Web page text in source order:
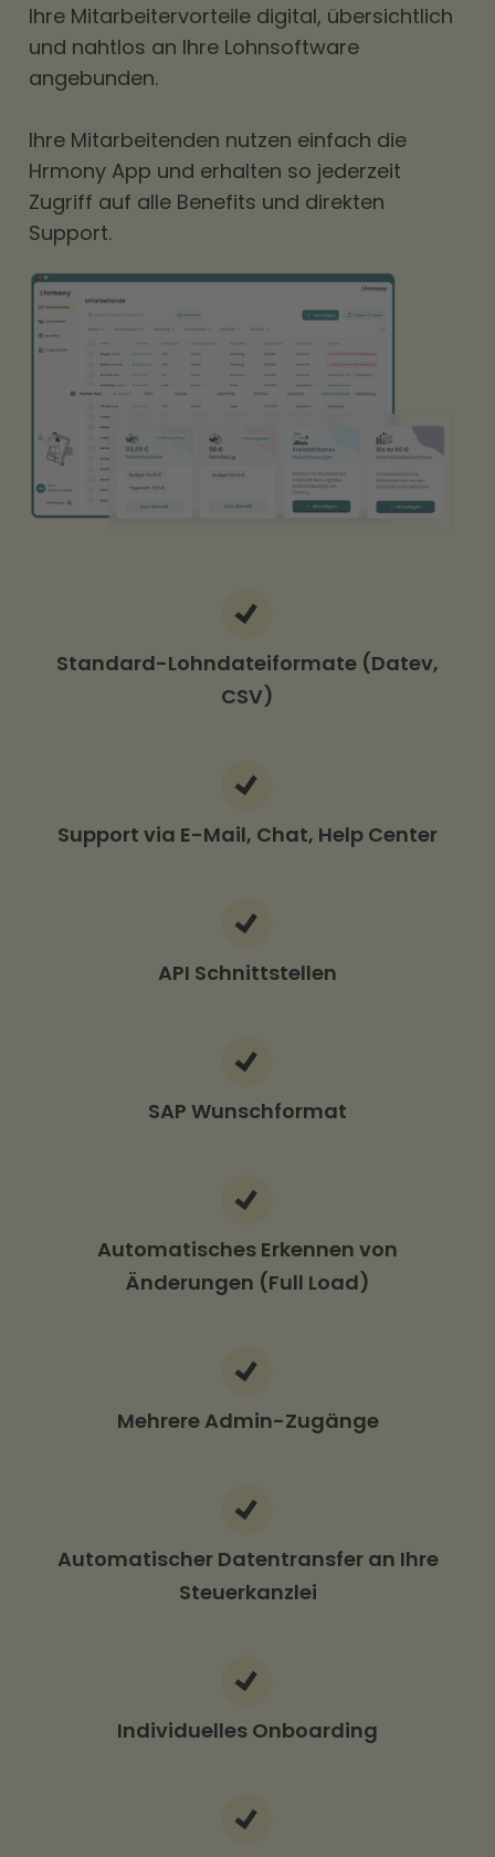
Ihre Mitarbeitervorteile digital, übersichtlich
und nahtlos an Ihre Lohnsoftware
angebunden.
Ihre Mitarbeitenden nutzen einfach die
Hrmony App und erhalten so jederzeit
Zugriff auf alle Benefits und direkten
Support.
Standard-Lohndateiformate (Datev,
CSV)
Support via E-Mail, Chat, Help Center
API Schnittstellen
SAP Wunschformat
Automatisches Erkennen von
Änderungen (Full Load)
Mehrere Admin-Zugänge
Automatischer Datentransfer an Ihre
Steuerkanzlei
Individuelles Onboarding